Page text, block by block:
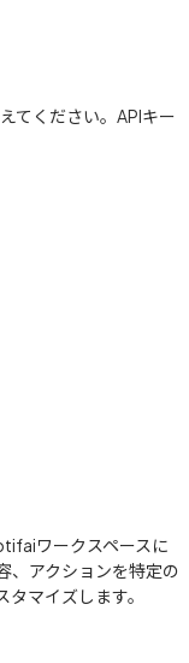
てください。APIキー
ワークスペースに
、アクションを特定の
マイズします。